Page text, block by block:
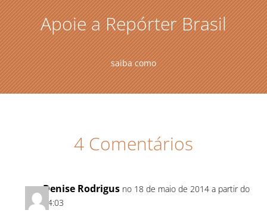
Apoie a Repórter Brasil
saiba como
4 Comentários
Denise Rodrigus no 18 de maio de 2014 a partir do
14:03